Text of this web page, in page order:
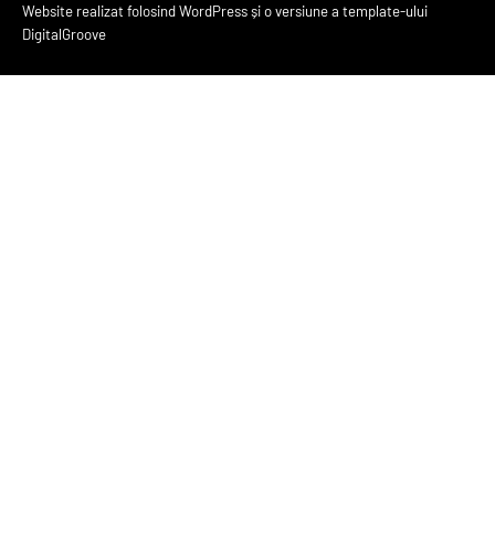
Website realizat folosind WordPress și o versiune a template-ului
DigitalGroove